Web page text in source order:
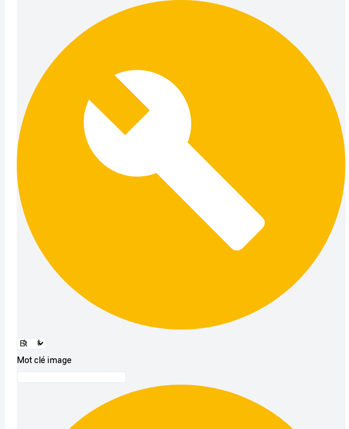
Mot clé image